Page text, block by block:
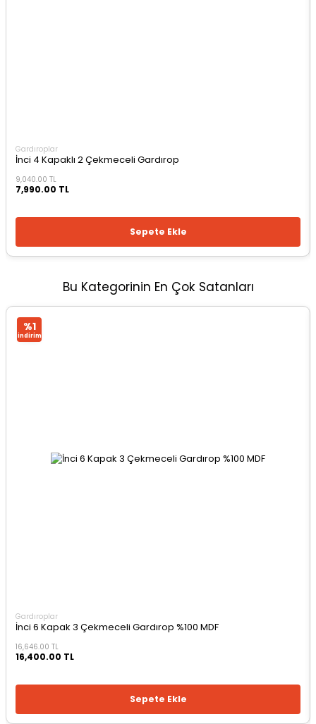
Gardıroplar
İnci 4 Kapaklı 2 Çekmeceli Gardırop
9,040.00 TL
7,990.00 TL
Sepete Ekle
Bu Kategorinin En Çok Satanları
%1
i̇ndirim
Gardıroplar
İnci 6 Kapak 3 Çekmeceli Gardırop %100 MDF
16,646.00 TL
16,400.00 TL
Sepete Ekle